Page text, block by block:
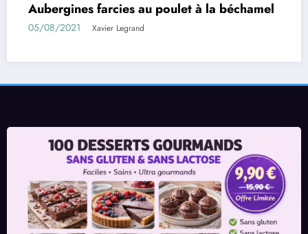
poulet à la béchamel Rouleaux